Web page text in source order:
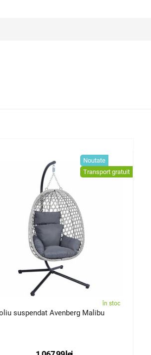
Noutate
Transport gratuit
în stoc
suspendat Avenberg Malibu